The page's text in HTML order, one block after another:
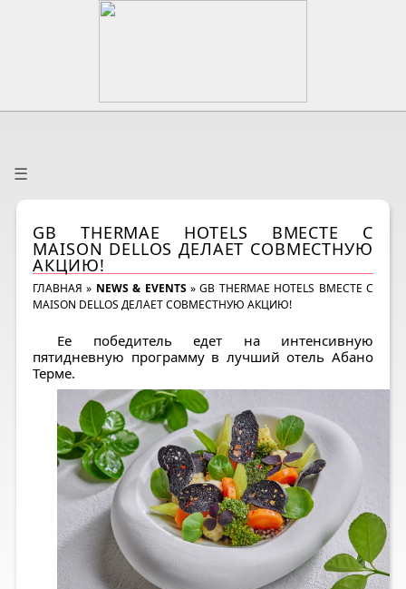
☰
GB THERMAE HOTELS ВМЕСТЕ С
MAISON DELLOS ДЕЛАЕТ СОВМЕСТНУЮ
АКЦИЮ!
ГЛАВНАЯ » NEWS & EVENTS »GB THERMAE HOTELS ВМЕСТЕ С
MAISON DELLOS ДЕЛАЕТ СОВМЕСТНУЮ АКЦИЮ!
Ее победитель едет на интенсивную
пятидневную программу в лучший отель Абано
Терме.